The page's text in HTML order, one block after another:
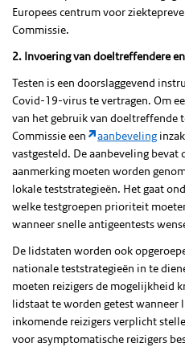
Europees centrum voor
Commissie.
2. Invoering van doeltreffendere
Testen is een doorslaggevend
Covid-19-virus te vertragen. Om
van het gebruik van doeltreffende
Commissie een
aanbeveling
vastgesteld. De aanbeveling
aanmerking moeten worden
lokale teststrategieën. Het gaat
welke testgroepen prioriteit
wanneer snelle antigeentests
De lidstaten worden ook
nationale teststrategieën in te
moeten reizigers de mogelijkheid
lidstaat te worden getest wanneer
inkomende reizigers verplicht
voor asymptomatische reizigers